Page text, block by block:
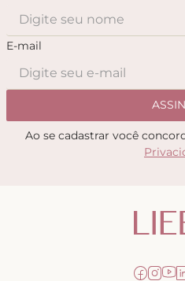
E-mail
Ao se cadastrar você